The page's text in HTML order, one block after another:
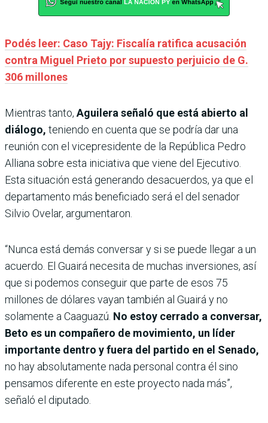
Podés leer: Caso Tajy: Fiscalía ratifica acusación
contra Miguel Prieto por supuesto perjuicio de G.
306 millones
Mientras tanto, Aguilera señaló que está abierto al
diálogo, teniendo en cuenta que se podría dar una
reunión con el vicepresidente de la República Pedro
Alliana sobre esta iniciativa que viene del Ejecutivo.
Esta situación está generando desacuerdos, ya que el
departamento más beneficiado será el del senador
Silvio Ovelar, argumentaron.
“Nunca está demás conversar y si se puede llegar a un
acuerdo. El Guairá necesita de muchas inversiones, así
que si podemos conseguir que parte de esos 75
millones de dólares vayan también al Guairá y no
solamente a Caaguazú. No estoy cerrado a conversar,
Beto es un compañero de movimiento, un líder
importante dentro y fuera del partido en el Senado,
no hay absolutamente nada personal contra él sino
pensamos diferente en este proyecto nada más”,
señaló el diputado.